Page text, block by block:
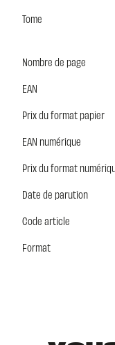
Tome
Nombre de page
EAN
Prix du format papier
EAN numérique
Prix du format
Date de parution
Code article
Format